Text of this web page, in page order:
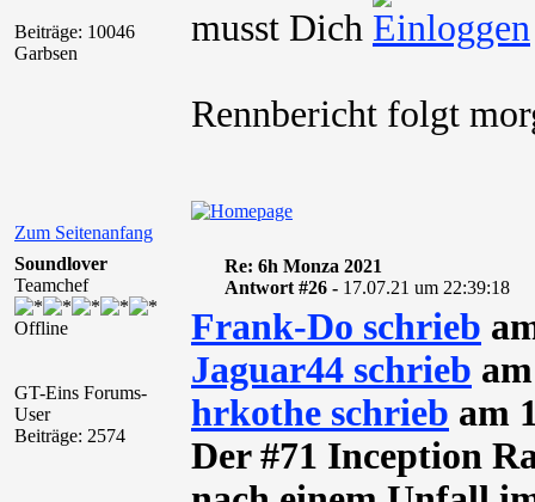
Beiträge: 10046
Garbsen
musst Dich
Rennbericht folgt
Zum Seitenanfang
Soundlover
Teamchef
Offline
GT-Eins Forums-
User
Beiträge: 2574
Re: 6h Monza 2021
Antwort #26 - 17.07.21 um 22:39:18
Frank-Do schrieb
Jaguar44 schrieb
hrkothe schrieb am
Der #71 Inception